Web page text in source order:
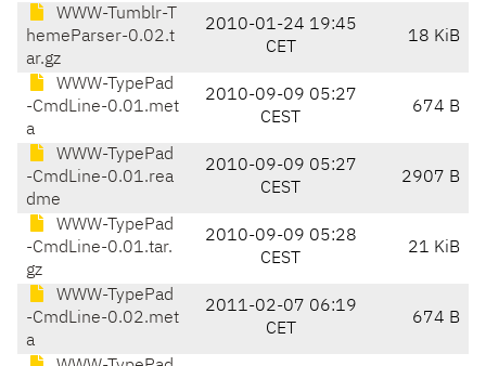
WWW-Tumblr-T
hemeParser-0.02.t
ar.gz
2010-01-24 19:45
CET
18 KiB
WWW-TypePad
-CmdLine-0.01.met
a
2010-09-09 05:27
CEST
674 B
WWW-TypePad
-CmdLine-0.01.rea
dme
2010-09-09 05:27
CEST
2907 B
WWW-TypePad
-CmdLine-0.01.tar.
gz
2010-09-09 05:28
CEST
21 KiB
WWW-TypePad
-CmdLine-0.02.met
a
2011-02-07 06:19
CET
674 B